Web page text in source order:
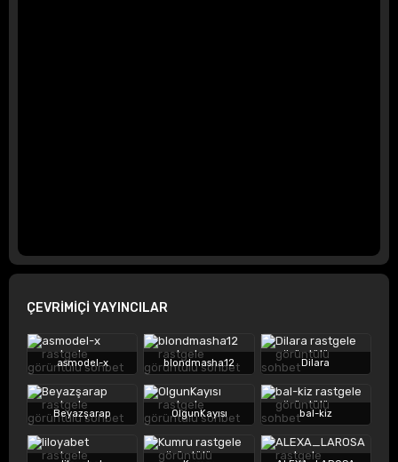
ÇEVRİMİÇİ YAYINCILAR
asmodel-x blondmasha12 Dilara
Beyazşarap OlgunKayısı bal-kiz